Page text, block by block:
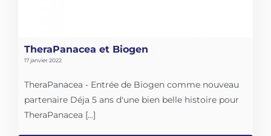
TheraPanacea et Biogen
17 janvier 2022
TheraPanacea - Entrée de Biogen comme nouveau
partenaire Déja 5 ans d'une bien belle histoire pour
TheraPanacea [...]